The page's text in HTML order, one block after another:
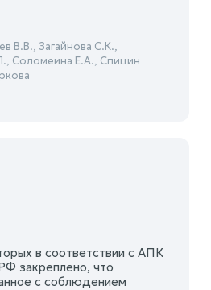
В.В., Загайнова С.К.,
Соломеина Е.А., Спицин
в соответствии с АПК
закреплено, что
с соблюдением